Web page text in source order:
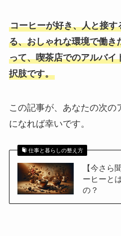
コーヒーが好き、人と接す
る、おしゃれな環境で働き
って、喫茶店でのアルバイ
択肢です。
この記事が、あなたの次の
になれば幸いです。
仕事と暮らしの整え方
【今さら
ーヒーと
の？